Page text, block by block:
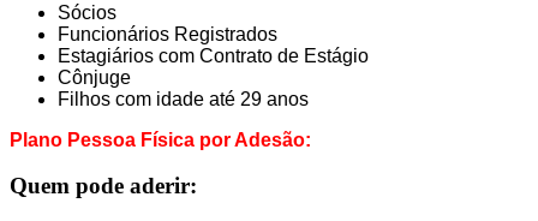
Sócios
Funcionários Registrados
Estagiários com Contrato de Estágio
Cônjuge
Filhos com idade até 29 anos
Plano Pessoa Física por Adesão:
Quem pode aderir: